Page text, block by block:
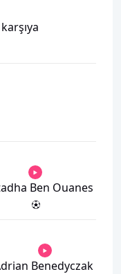
Ben Ouanes
Benedyczak